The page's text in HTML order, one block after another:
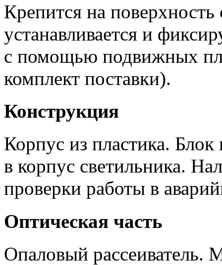
Крепится на
устанавливается и
с помощью подвижных
комплект поставки).
Конструкция
Корпус из пластика.
в корпус светильника.
проверки работы в
Оптическая часть
Опаловый рассеиватель.